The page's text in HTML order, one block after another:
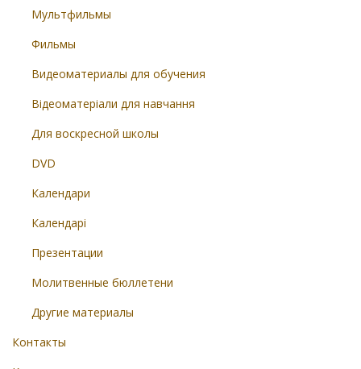
Мультфильмы
Фильмы
Видеоматериалы для обучения
Відеоматеріали для навчання
Для воскресной школы
DVD
Календари
Календарі
Презентации
Молитвенные бюллетени
Другие материалы
Контакты